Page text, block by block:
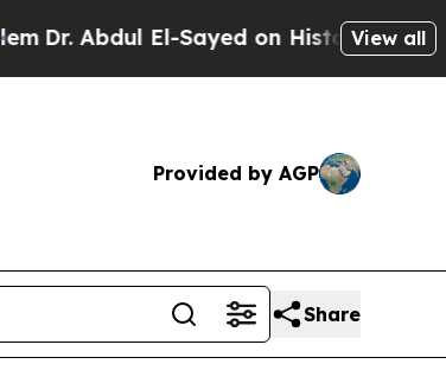
Dr. Abdul El-Sayed on Historic View all
Provided by AGP
Share